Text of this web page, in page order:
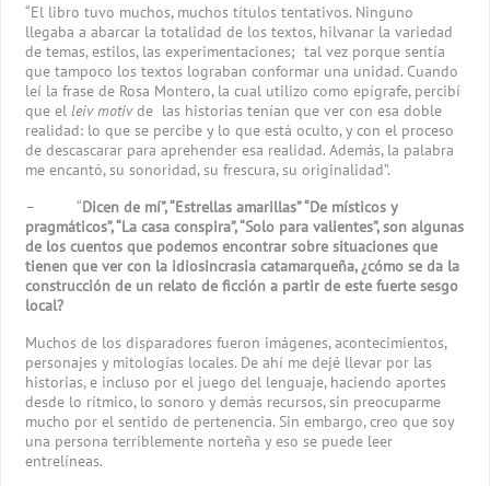
“El libro tuvo muchos, muchos títulos tentativos. Ninguno
llegaba a abarcar la totalidad de los textos, hilvanar la variedad
de temas, estilos, las experimentaciones; tal vez porque sentía
que tampoco los textos lograban conformar una unidad. Cuando
leí la frase de Rosa Montero, la cual utilizo como epígrafe, percibí
que elleiv motivde las historias tenían que ver con esa doble
realidad: lo que se percibe y lo que está oculto, y con el proceso
de descascarar para aprehender esa realidad. Además, la palabra
me encantó, su sonoridad, su frescura, su originalidad”.
– “Dicen de mí”, “Estrellas amarillas” “De místicos y
pragmáticos”, “La casa conspira”, “Solo para valientes”, son algunas
de los cuentos que podemos encontrar sobre situaciones que
tienen que ver con la idiosincrasia catamarqueña, ¿cómo se da la
construcción de un relato de ficción a partir de este fuerte sesgo
local?
Muchos de los disparadores fueron imágenes, acontecimientos,
personajes y mitologías locales. De ahí me dejé llevar por las
historias, e incluso por el juego del lenguaje, haciendo aportes
desde lo rítmico, lo sonoro y demás recursos, sin preocuparme
mucho por el sentido de pertenencia. Sin embargo, creo que soy
una persona terriblemente norteña y eso se puede leer
entrelíneas.